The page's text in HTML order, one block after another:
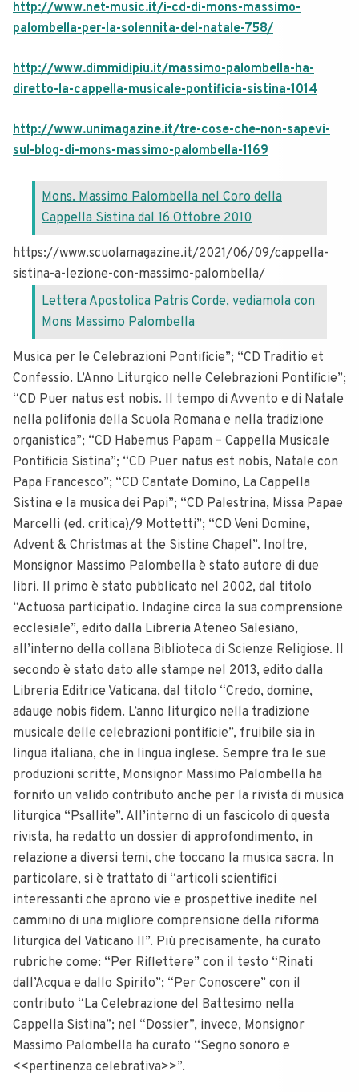
http://www.net-music.it/i-cd-di-mons-massimo-
palombella-per-la-solennita-del-natale-758/
http://www.dimmidipiu.it/massimo-palombella-ha-
diretto-la-cappella-musicale-pontificia-sistina-1014
http://www.unimagazine.it/tre-cose-che-non-sapevi-
sul-blog-di-mons-massimo-palombella-1169
Mons. Massimo Palombella nel Coro della
Cappella Sistina dal 16 Ottobre 2010
https://www.scuolamagazine.it/2021/06/09/cappella-
sistina-a-lezione-con-massimo-palombella/
Lettera Apostolica Patris Corde, vediamola con
Mons Massimo Palombella
Musica per le Celebrazioni Pontificie”; “CD Traditio et
Confessio. L’Anno Liturgico nelle Celebrazioni Pontificie”;
“CD Puer natus est nobis. Il tempo di Avvento e di Natale
nella polifonia della Scuola Romana e nella tradizione
organistica”; “CD Habemus Papam – Cappella Musicale
Pontificia Sistina”; “CD Puer natus est nobis, Natale con
Papa Francesco”; “CD Cantate Domino, La Cappella
Sistina e la musica dei Papi”; “CD Palestrina, Missa Papae
Marcelli (ed. critica)/9 Mottetti”; “CD Veni Domine,
Advent & Christmas at the Sistine Chapel”. Inoltre,
Monsignor Massimo Palombella è stato autore di due
libri. Il primo è stato pubblicato nel 2002, dal titolo
“Actuosa participatio. Indagine circa la sua comprensione
ecclesiale”, edito dalla Libreria Ateneo Salesiano,
all’interno della collana Biblioteca di Scienze Religiose. Il
secondo è stato dato alle stampe nel 2013, edito dalla
Libreria Editrice Vaticana, dal titolo “Credo, domine,
adauge nobis fidem. L’anno liturgico nella tradizione
musicale delle celebrazioni pontificie”, fruibile sia in
lingua italiana, che in lingua inglese. Sempre tra le sue
produzioni scritte, Monsignor Massimo Palombella ha
fornito un valido contributo anche per la rivista di musica
liturgica “Psallite”. All’interno di un fascicolo di questa
rivista, ha redatto un dossier di approfondimento, in
relazione a diversi temi, che toccano la musica sacra. In
particolare, si è trattato di “articoli scientifici
interessanti che aprono vie e prospettive inedite nel
cammino di una migliore comprensione della riforma
liturgica del Vaticano II”. Più precisamente, ha curato
rubriche come: “Per Riflettere” con il testo “Rinati
dall’Acqua e dallo Spirito”; “Per Conoscere” con il
contributo “La Celebrazione del Battesimo nella
Cappella Sistina”; nel “Dossier”, invece, Monsignor
Massimo Palombella ha curato “Segno sonoro e
<<pertinenza celebrativa>>”.